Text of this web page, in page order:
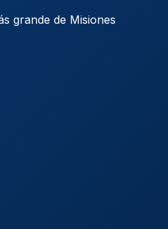
grande de Misiones